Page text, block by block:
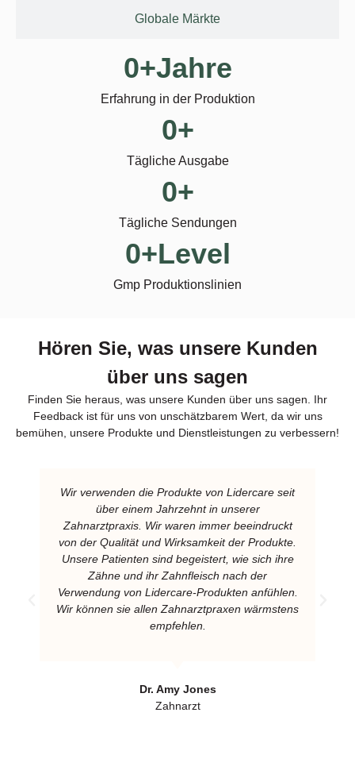
Globale Märkte
Erfahrung in der Produktion
0+Jahre
Tägliche Ausgabe
0+
Tägliche Sendungen
0+
Gmp Produktionslinien
0+Level
Hören Sie, was unsere Kunden
über uns sagen
Finden Sie heraus, was unsere Kunden über uns sagen. Ihr
Feedback ist für uns von unschätzbarem Wert, da wir uns
bemühen, unsere Produkte und Dienstleistungen zu verbessern!
Wir verwenden die Produkte von Lidercare seit
über einem Jahrzehnt in unserer
Zahnarztpraxis. Wir waren immer beeindruckt
von der Qualität und Wirksamkeit der Produkte.
Unsere Patienten sind begeistert, wie sich ihre
Zähne und ihr Zahnfleisch nach der
Verwendung von Lidercare-Produkten anfühlen.
Wir können sie allen Zahnarztpraxen wärmstens
empfehlen.
Dr. Amy Jones
Zahnarzt